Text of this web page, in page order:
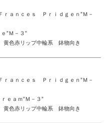
ｅｓ Ｐｒｉｄｇｅｎ”Ｍ－
－３”
色赤リップ中輪系 鉢物向き
ｅｓ Ｐｒｉｄｇｅｎ”Ｍ－
ｍ”Ｍ－３”
色赤リップ中輪系 鉢物向き